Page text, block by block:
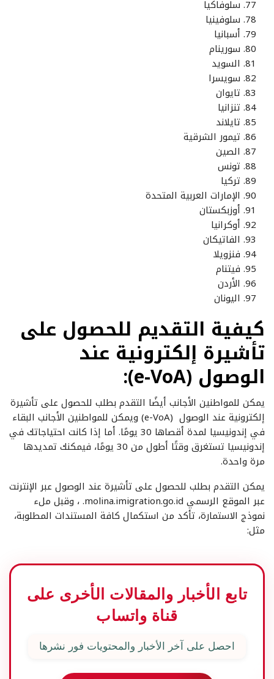
سلوفاكيا
سلوفينيا
أسبانيا
سورينام
السويد
سويسرا
تايوان
تنزانيا
تايلاند
تيمور الشرقية
الصين
تونس
تركيا
الإمارات العربية المتحدة
أوزبكستان
أوكرانيا
الفاتيكان
فنزويلا
فيتنام
الأردن
اليونان
كيفية التقديم للحصول على
تأشيرة إلكترونية عند
الوصول (e-VoA):
يمكن للمواطنين الأجانب أيضًا التقدم بطلب للحصول على تأشيرة
إلكترونية عند الوصول (e-VoA) ويمكن للمواطنين الأجانب البقاء
في إندونيسيا لمدة أقصاها 30 يومًا. أما إذا كانت احتياجاتك في
إندونيسيا تستغرق وقتًا أطول من 30 يومًا، فيمكنك تمديدها
مرة واحدة.
يمكن التقدم بطلب للحصول على تأشيرة عند الوصول عبر الإنترنت
عبر الموقع الرسمي molina.imigration.go.id. ، وقبل ملء
نموذج الاستمارة، تأكد من استكمال كافة المستندات المطلوبة،
مثل:
تابع الأخبار والمقالات الأخرى على
قناة واتساب
احصل على آخر الأخبار والمحتويات فور نشرها